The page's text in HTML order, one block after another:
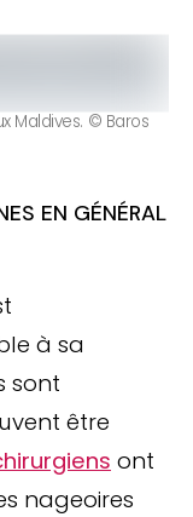
Maldives. © Baros
EN GÉNÉRAL
à sa
sont
être
ont
nageoires